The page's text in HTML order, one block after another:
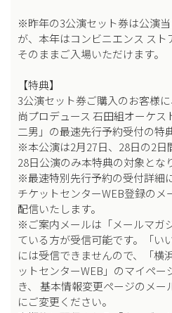
※昨年の3公演セット券は公演
が、本年はコンビニエンス ス
そのままご入場いただけます。
【特典】
3公演セット券ご購入のお客様
尚プロデュース 石田組オーケ
二男」の最速先行予約受付の特
※本公演は2月27日、28日の2日
28日公演のみ本特典の対象とな
※最速特別先行予約の受付詳細
チケットセンターWEB登録の
配信いたします。
※ご案内メールは「メールマガ
ている方が受信可能です。「い
には受信できませんので、「横
ットセンターWEB」のマイペ
き、 基本情報変更ページのメー
にご変更ください。